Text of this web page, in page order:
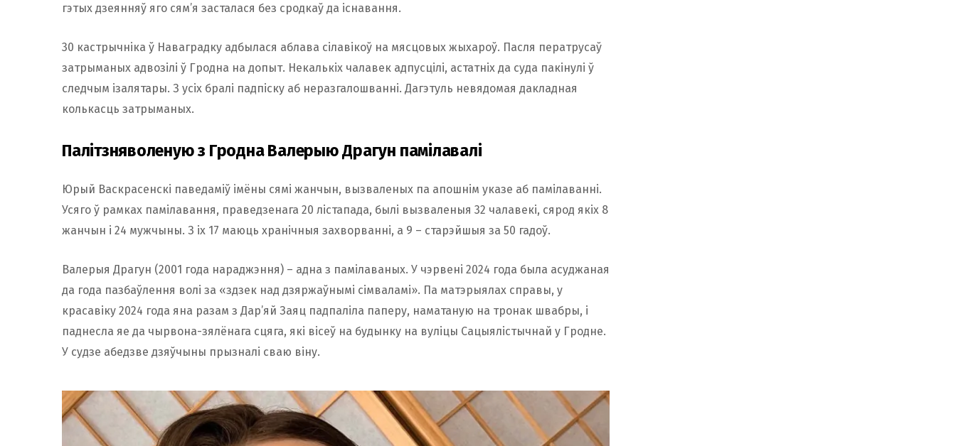
гэтых дзеянняў яго сям’я засталася без сродкаў да існавання.
30 кастрычніка ў Наваградку адбылася аблава сілавікоў на мясцовых жыхароў. Пасля ператрусаў
затрыманых адвозілі ў Гродна на допыт. Некалькіх чалавек адпусцілі, астатніх да суда пакінулі ў
следчым ізалятары. З усіх бралі падпіску аб неразгалошванні. Дагэтуль невядомая дакладная
колькасць затрыманых.
Палітзняволеную з Гродна Валерыю Драгун памілавалі
Юрый Васкрасенскі паведаміў імёны сямі жанчын, вызваленых па апошнім указе аб памілаванні.
Усяго ў рамках памілавання, праведзенага 20 лістапада, былі вызваленыя 32 чалавекі, сярод якіх 8
жанчын і 24 мужчыны. З іх 17 маюць хранічныя захворванні, а 9 – старэйшыя за 50 гадоў.
Валерыя Драгун (2001 года нараджэння) – адна з памілаваных. У чэрвені 2024 года была асуджаная
да года пазбаўлення волі за «здзек над дзяржаўнымі сімваламі». Па матэрыялах справы, у
красавіку 2024 года яна разам з Дар’яй Заяц падпаліла паперу, наматаную на тронак швабры, і
паднесла яе да чырвона-зялёнага сцяга, які вісеў на будынку на вуліцы Сацыялістычнай у Гродне.
У судзе абедзве дзяўчыны прызналі сваю віну.